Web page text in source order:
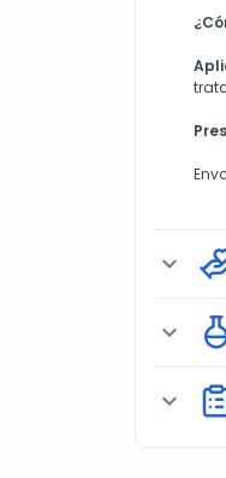
expand_more
expand_more
expand_more